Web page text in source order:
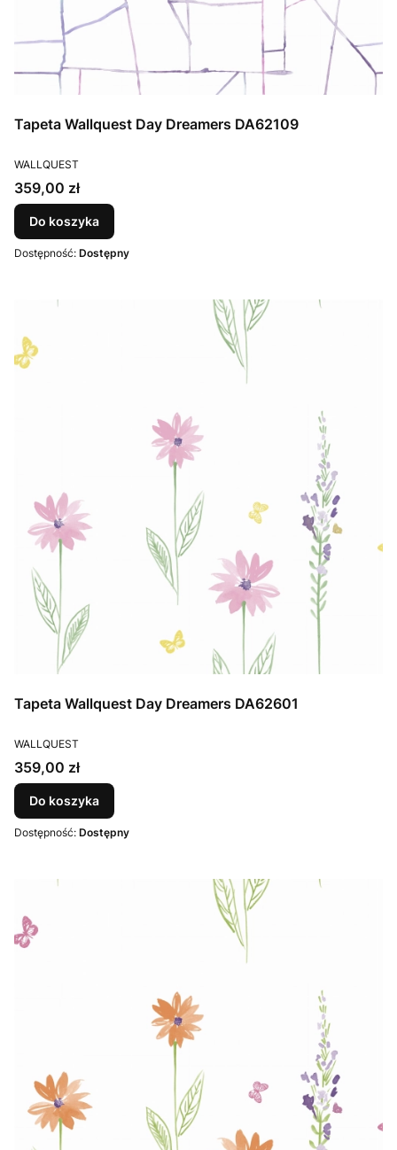
Tapeta Wallquest Day Dreamers DA62109
PRODUCENT
WALLQUEST
Cena
359,00 zł
Do koszyka
Dostępność: Dostępny
Tapeta Wallquest Day Dreamers DA62601
PRODUCENT
WALLQUEST
Cena
359,00 zł
Do koszyka
Dostępność: Dostępny